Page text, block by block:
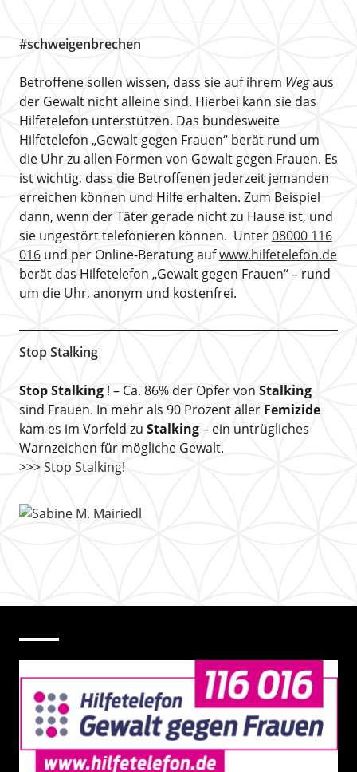
#schweigenbrechen
Betroffene sollen wissen, dass sie auf ihrem Wegaus
der Gewalt nicht alleine sind. Hierbei kann sie das
Hilfetelefon unterstützen. Das bundesweite
Hilfetelefon „Gewalt gegen Frauen“ berät rund um
die Uhr zu allen Formen von Gewalt gegen Frauen. Es
ist wichtig, dass die Betroffenen jederzeit jemanden
erreichen können und Hilfe erhalten. Zum Beispiel
dann, wenn der Täter gerade nicht zu Hause ist, und
sie ungestört telefonieren können. Unter08000 116
016und per Online-Beratung aufwww.hilfetelefon.de
berät das Hilfetelefon „Gewalt gegen Frauen“ – rund
um die Uhr, anonym und kostenfrei.
Stop Stalking
Stop Stalking! – Ca. 86% der Opfer von Stalking
sind Frauen. In mehr als 90 Prozent aller Femizide
kam es im Vorfeld zu Stalking– ein untrügliches
Warnzeichen für mögliche Gewalt.
>>>Stop Stalking!